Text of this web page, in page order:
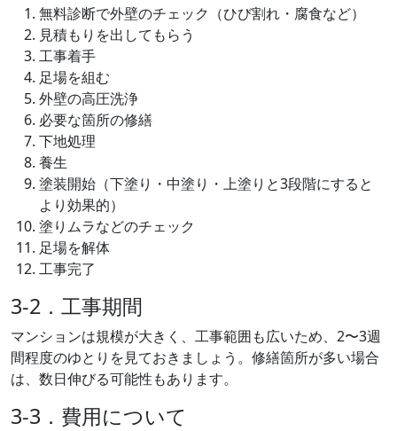
無料診断で外壁のチェック（ひび割れ・腐食など）
見積もりを出してもらう
工事着手
足場を組む
外壁の高圧洗浄
必要な箇所の修繕
下地処理
養生
塗装開始（下塗り・中塗り・上塗りと3段階にすると
より効果的）
塗りムラなどのチェック
足場を解体
工事完了
3-2．工事期間
マンションは規模が大きく、工事範囲も広いため、2〜3週
間程度のゆとりを見ておきましょう。修繕箇所が多い場合
は、数日伸びる可能性もあります。
3-3．費用について